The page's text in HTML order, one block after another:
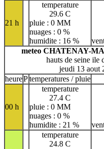
21 h
temperature
29.6 C
pluie : 0 MM
nuages : 0 %
humidite : 16 %
meteo CHATENAY-
hauts de seine ile
jeudi 13 aout
heurePtemperatures / pluie
00 h
temperature
27.4 C
pluie : 0 MM
nuages : 0 %
humidite : 21 %
temperature
24.8 C